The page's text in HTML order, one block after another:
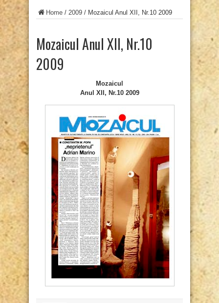
Home / 2009 / Mozaicul Anul XII, Nr.10 2009
Mozaicul Anul XII, Nr.10
2009
Mozaicul
Anul XII, Nr.10 2009